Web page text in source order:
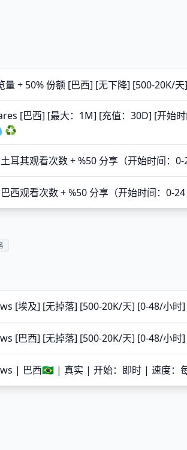
量 + 50% 份额 [巴西] [无下降] [500-20K/
[巴西] [最大：1M] [充值：30D] [开始
耳其观看次数 + %50 分享（开始时间：0-
西观看次数 + %50 分享（开始时间：0-24
[埃及] [无掉落] [500-20K/天] [0-48/小时]
[巴西] [无掉落] [500-20K/天] [0-48/小时]
| 巴西🇧🇷 | 真实 | 开始：即时 | 速度：